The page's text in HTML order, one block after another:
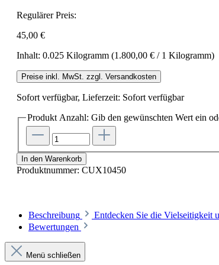
Regulärer Preis:
45,00 €
Inhalt: 0.025 Kilogramm (1.800,00 € / 1 Kilogramm)
Preise inkl. MwSt. zzgl. Versandkosten
Sofort verfügbar, Lieferzeit: Sofort verfügbar
Produkt Anzahl: Gib den gewünschten Wert ein
In den Warenkorb
Produktnummer: CUX10450
Beschreibung Entdecken Sie die Vielseitigkeit
Bewertungen
Menü schließen